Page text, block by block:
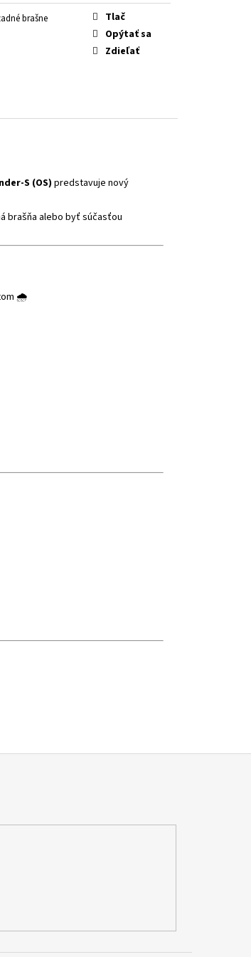
brašne
Tlač
Opýtať sa
Zdieľať
S (OS)predstavuje nový
brašňa alebo byť súčasťou
🌧️